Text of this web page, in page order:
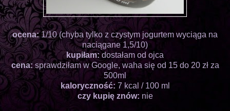
ocena:1/10 (chyba tylko z czystym jogurtem wyciąga na
naciągane 1,5/10)
kupiłam: dostałam od ojca
cena:sprawdziłam w Google, waha się od 15 do 20 zł za
500ml
kaloryczność: 7 kcal / 100 ml
czy kupię znów: nie